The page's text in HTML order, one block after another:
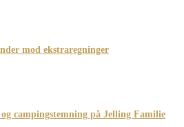
mod ekstraregninger
campingstemning på Jelling Familie